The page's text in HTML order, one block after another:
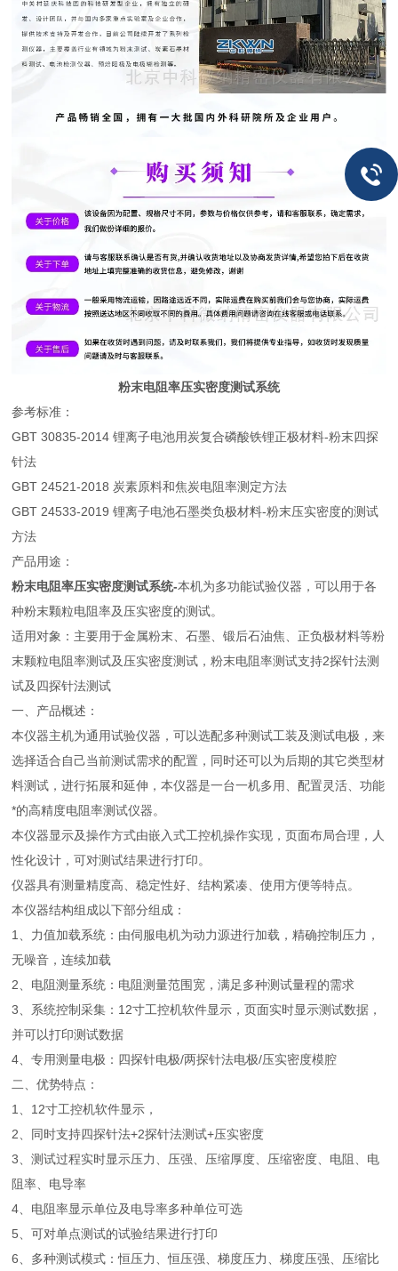
粉末电阻率压实密度测试系统
参考标准：
GBT 30835-2014 锂离子电池用炭复合磷酸铁锂正极材料-粉末四探
针法
GBT 24521-2018 炭素原料和焦炭电阻率测定方法
GBT 24533-2019 锂离子电池石墨类负极材料-粉末压实密度的测试
方法
产品用途：
粉末电阻率压实密度测试系统-本机为多功能试验仪器，可以用于各
种粉末颗粒电阻率及压实密度的测试。
适用对象：主要用于金属粉末、石墨、锻后石油焦、正负极材料等粉
末颗粒电阻率测试及压实密度测试，粉末电阻率测试支持2探针法测
试及四探针法测试
一、产品概述：
本仪器主机为通用试验仪器，可以选配多种测试工装及测试电极，来
选择适合自己当前测试需求的配置，同时还可以为后期的其它类型材
料测试，进行拓展和延伸，本仪器是一台一机多用、配置灵活、功能
*的高精度电阻率测试仪器。
本仪器显示及操作方式由嵌入式工控机操作实现，页面布局合理，人
性化设计，可对测试结果进行打印。
仪器具有测量精度高、稳定性好、结构紧凑、使用方便等特点。
本仪器结构组成以下部分组成：
1、力值加载系统：由伺服电机为动力源进行加载，精确控制压力，
无噪音，连续加载
2、电阻测量系统：电阻测量范围宽，满足多种测试量程的需求
3、系统控制采集：12寸工控机软件显示，页面实时显示测试数据，
并可以打印测试数据
4、专用测量电极：四探针电极/两探针法电极/压实密度模腔
二、优势特点：
1、12寸工控机软件显示，
2、同时支持四探针法+2探针法测试+压实密度
3、测试过程实时显示压力、压强、压缩厚度、压缩密度、电阻、电
阻率、电导率
4、电阻率显示单位及电导率多种单位可选
5、可对单点测试的试验结果进行打印
6、多种测试模式：恒压力、恒压强、梯度压力、梯度压强、压缩比